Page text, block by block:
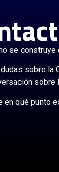
se
sobre la
sobre
en qué punto